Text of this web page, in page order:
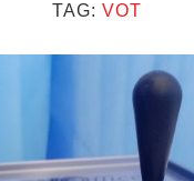
TAG: VOT